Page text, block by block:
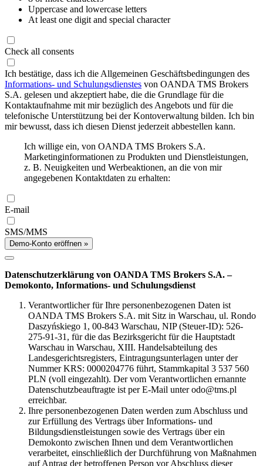
Uppercase and lowercase letters
At least one digit and special character
Check all consents
Ich bestätige, dass ich die Allgemeinen Geschäftsbedingungen des
Informations- und Schulungsdienstes von OANDA TMS Brokers
S.A. gelesen und akzeptiert habe, die die Grundlage für die
Kontaktaufnahme mit mir bezüglich des Angebots und für die
telefonische Unterstützung bei der Kontoverwaltung bilden. Ich bin
mir bewusst, dass ich diesen Dienst jederzeit abbestellen kann.
Ich willige ein, von OANDA TMS Brokers S.A.
Marketinginformationen zu Produkten und Dienstleistungen,
z. B. Neuigkeiten und Werbeaktionen, an die von mir
angegebenen Kontaktdaten zu erhalten:
E-mail
SMS/MMS
Demo-Konto eröffnen »
Datenschutzerklärung von OANDA TMS Brokers S.A. –
Demokonto, Informations- und Schulungsdienst
Verantwortlicher für Ihre personenbezogenen Daten ist
OANDA TMS Brokers S.A. mit Sitz in Warschau, ul. Rondo
Daszyńskiego 1, 00-843 Warschau, NIP (Steuer-ID): 526-
275-91-31, für die das Bezirksgericht für die Hauptstadt
Warschau in Warschau, XIII. Handelsabteilung des
Landesgerichtsregisters, Eintragungsunterlagen unter der
Nummer KRS: 0000204776 führt, Stammkapital 3 537 560
PLN (voll eingezahlt). Der vom Verantwortlichen ernannte
Datenschutzbeauftragte ist per E-Mail unter odo@tms.pl
erreichbar.
Ihre personenbezogenen Daten werden zum Abschluss und
zur Erfüllung des Vertrags über Informations- und
Bildungsdienstleistungen sowie des Vertrags über ein
Demokonto zwischen Ihnen und dem Verantwortlichen
verarbeitet, einschließlich der Durchführung von Maßnahmen
auf Antrag der betroffenen Person vor Abschluss dieser